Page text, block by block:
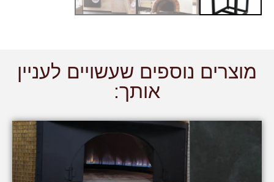
מוצרים נוספים שעשויים לעניין
אותך: